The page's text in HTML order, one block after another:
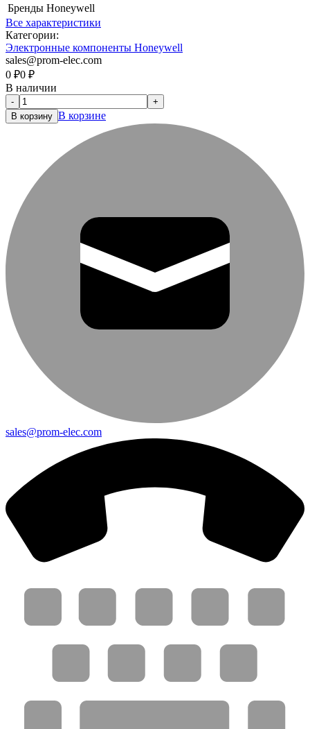
Бренды Honeywell
Все характеристики
Категории:
Электронные компоненты Honeywell
sales@prom-elec.com
0 ₽0 ₽
В наличии
-
+
В корзину В корзине
sales@prom-elec.com